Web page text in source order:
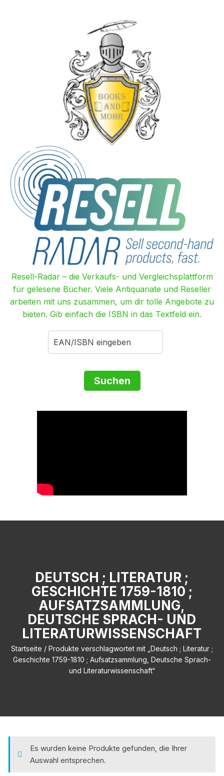
Resell-Radar – die Verkaufs- und Vergleichsplattform
für gelesene Bücher. Viele Antiquariate und Reseller
arbeiten mit uns zusammen, um dir tolle Angebote zu
bieten. Gib einfach die ISBN in das Textfeld ein.
DEUTSCH ; LITERATUR ;
GESCHICHTE 1759-1810 ;
AUFSATZSAMMLUNG,
DEUTSCHE SPRACH- UND
LITERATURWISSENSCHAFT
Startseite / Produkte verschlagwortet mit „Deutsch ; Literatur ;
Geschichte 1759-1810 ; Aufsatzsammlung, Deutsche Sprach-
und Literaturwissenschaft“
Es wurden keine Produkte gefunden, die Ihrer
Auswahl entsprechen.